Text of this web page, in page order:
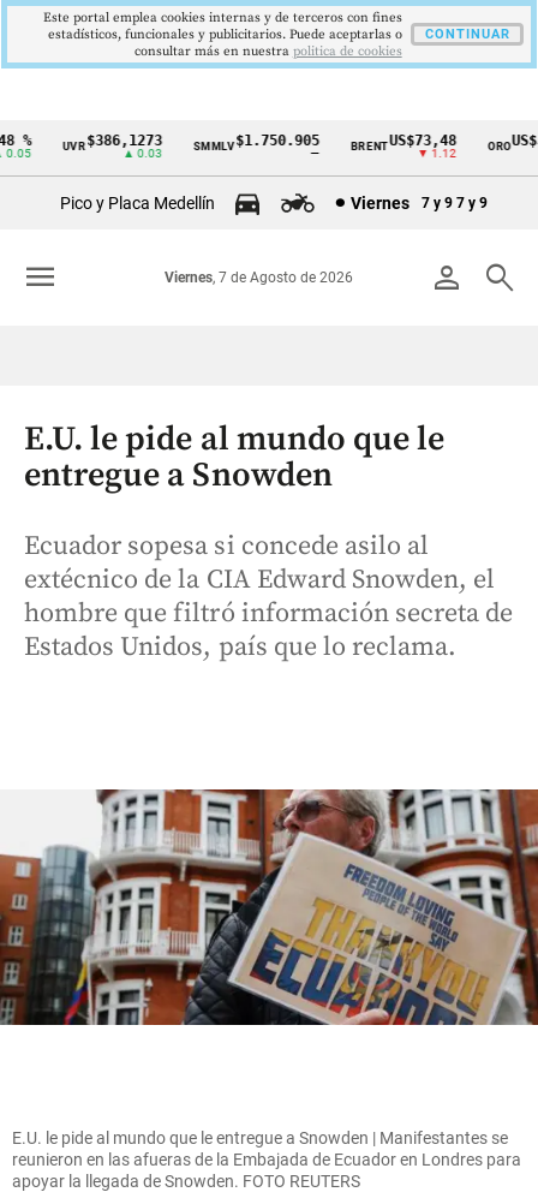
Cintillo
Colombia
UVR$386,1273
▲ 0.03
SMMLV$1.750.905 BRENTUS$73,48
▼ 1.12
ORO
Pico y Placa Medellín Viernes 7 y 9 7 y 9
person search
Viernes, 7 de Agosto de 2026
menu
E.U. le pide al mundo que le
entregue a Snowden
Ecuador sopesa si concede asilo al
extécnico de la CIA Edward Snowden, el
hombre que filtró información secreta de
Estados Unidos, país que lo reclama.
E.U. le pide al mundo que le entregue a Snowden | Manifestantes se
reunieron en las afueras de la Embajada de Ecuador en Londres para
apoyar la llegada de Snowden. FOTO REUTERS
Este portal emplea cookies internas y de terceros con fines
estadísticos, funcionales y publicitarios. Puede aceptarlas o
consultar más en nuestra politica de cookies
CONTINUAR